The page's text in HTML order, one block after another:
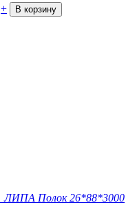
+
ЛИПА Полок 26*88*3000